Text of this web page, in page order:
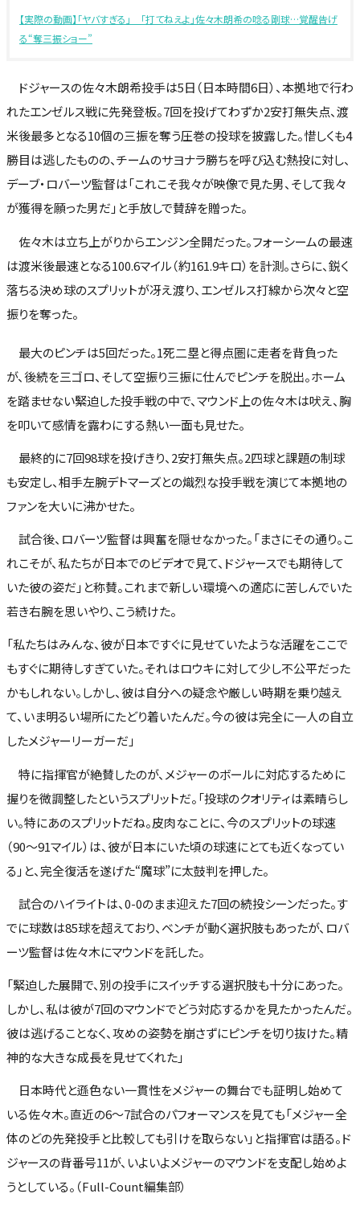
【実際の動画】「ヤバすぎる」 「打てねえよ」佐々木朗希の唸る剛球…覚醒告げ
る“奪三振ショー”
ドジャースの佐々木朗希投手は5日（日本時間6日）、本拠地で行わ
れたエンゼルス戦に先発登板。7回を投げてわずか2安打無失点、渡
米後最多となる10個の三振を奪う圧巻の投球を披露した。惜しくも4
勝目は逃したものの、チームのサヨナラ勝ちを呼び込む熱投に対し、
デーブ・ロバーツ監督は「これこそ我々が映像で見た男、そして我々
が獲得を願った男だ」と手放しで賛辞を贈った。
佐々木は立ち上がりからエンジン全開だった。フォーシームの最速
は渡米後最速となる100.6マイル（約161.9キロ）を計測。さらに、鋭く
落ちる決め球のスプリットが冴え渡り、エンゼルス打線から次々と空
振りを奪った。
最大のピンチは5回だった。1死二塁と得点圏に走者を背負った
が、後続を三ゴロ、そして空振り三振に仕んでピンチを脱出。ホーム
を踏ませない緊迫した投手戦の中で、マウンド上の佐々木は吠え、胸
を叩いて感情を露わにする熱い一面も見せた。
最終的に7回98球を投げきり、2安打無失点。2四球と課題の制球
も安定し、相手左腕デトマーズとの熾烈な投手戦を演じて本拠地の
ファンを大いに沸かせた。
試合後、ロバーツ監督は興奮を隠せなかった。「まさにその通り。こ
れこそが、私たちが日本でのビデオで見て、ドジャースでも期待して
いた彼の姿だ」と称賛。これまで新しい環境への適応に苦しんでいた
若き右腕を思いやり、こう続けた。
「私たちはみんな、彼が日本ですぐに見せていたような活躍をここで
もすぐに期待しすぎていた。それはロウキに対して少し不公平だった
かもしれない。しかし、彼は自分への疑念や厳しい時期を乗り越え
て、いま明るい場所にたどり着いたんだ。今の彼は完全に一人の自立
したメジャーリーガーだ」
特に指揮官が絶賛したのが、メジャーのボールに対応するために
握りを微調整したというスプリットだ。「投球のクオリティは素晴らし
い。特にあのスプリットだね。皮肉なことに、今のスプリットの球速
（90〜91マイル）は、彼が日本にいた頃の球速にとても近くなってい
る」と、完全復活を遂げた“魔球”に太鼓判を押した。
試合のハイライトは、0-0のまま迎えた7回の続投シーンだった。す
でに球数は85球を超えており、ベンチが動く選択肢もあったが、ロバ
ーツ監督は佐々木にマウンドを託した。
「緊迫した展開で、別の投手にスイッチする選択肢も十分にあった。
しかし、私は彼が7回のマウンドでどう対応するかを見たかったんだ。
彼は逃げることなく、攻めの姿勢を崩さずにピンチを切り抜けた。精
神的な大きな成長を見せてくれた」
日本時代と遜色ない一貫性をメジャーの舞台でも証明し始めて
いる佐々木。直近の6〜7試合のパフォーマンスを見ても「メジャー全
体のどの先発投手と比較しても引けを取らない」と指揮官は語る。ド
ジャースの背番号11が、いよいよメジャーのマウンドを支配し始めよ
うとしている。（Full-Count編集部）